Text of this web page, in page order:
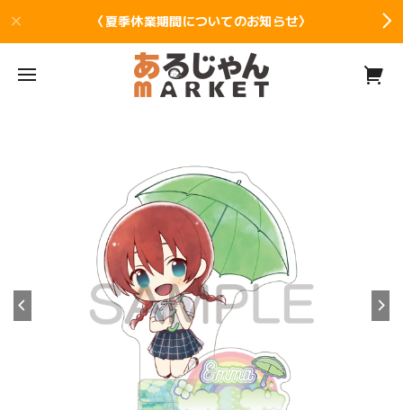
〈夏季休業期間についてのお知らせ〉